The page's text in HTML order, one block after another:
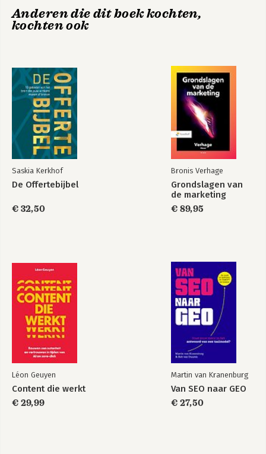
11. Some good advice
Anderen die dit boek kochten,
kochten ook
Saskia Kerkhof
De Offertebijbel
€ 32,50
Bronis Verhage
Grondslagen van
de marketing
€ 89,95
Léon Geuyen
Content die werkt
€ 29,99
Martin van Kranenburg
Van SEO naar GEO
€ 27,50